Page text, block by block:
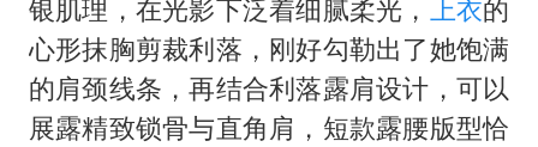
全球最大级别运输船通过长江大桥
奋力开创中国式现代化建设新局面
银肌理，在光影下泛着细腻柔光， 上衣的
心形抹胸剪裁利落，刚好勾勒出了她饱满
的肩颈线条，再结合利落露肩设计，可以
展露精致锁骨与直角肩，短款露腰版型恰